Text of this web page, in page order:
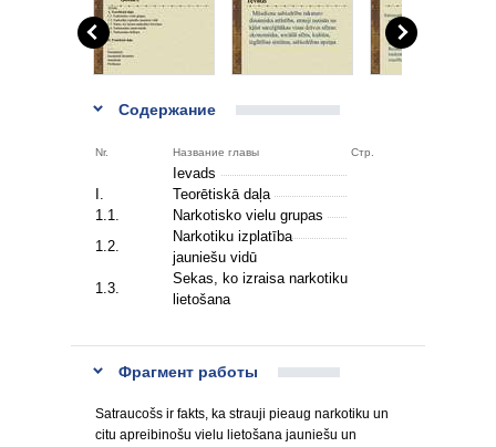
Содержание
Nr. Название главы Стр.
Ievads
I.
Teorētiskā daļa
1.1.
Narkotisko vielu grupas
1.2.
Narkotiku izplatība
jauniešu vidū
1.3.
Sekas, ko izraisa narkotiku
lietošana
Фрагмент работы
Satraucošs ir fakts, ka strauji pieaug narkotiku un
citu apreibinošu vielu lietošana jauniešu un